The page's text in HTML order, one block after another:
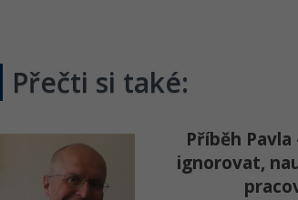
Přečti si také:
Příběh Pavla
ignorovat,